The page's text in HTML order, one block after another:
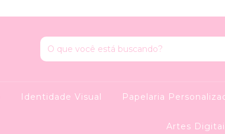
Identidade Visual Papelaria
Artes